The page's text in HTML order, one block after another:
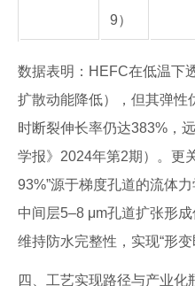
9）
数据表明：HEFC在低温下
扩散动能降低），但其弹
时断裂伸长率仍达383%，
学报》2024年第2期）。更
93%”源于梯度孔道的流体
中间层5–8 μm孔道扩张形
维持防水完整性，实现“形变
四、工艺实现路径与产业化